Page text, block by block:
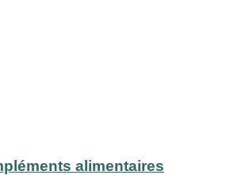
alimentaires